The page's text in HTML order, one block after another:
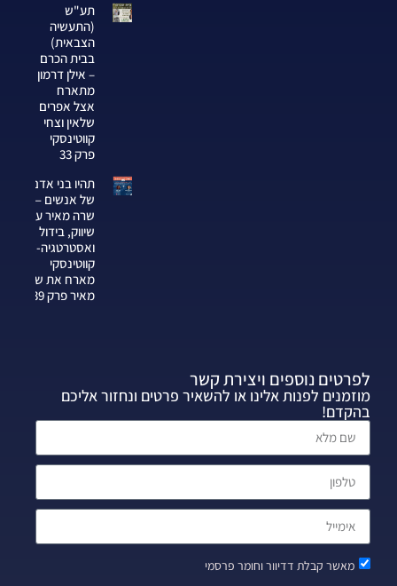
תע"ש
(התעשיה
הצבאית)
בבית הכרם
– אילן דרמון
מתארח
אצל אפרים
שלאין וצחי
קווטינסקי
פרק 33
תהיו בני אדם
של אנשים —
שרה מאיר על
שיווק, בידול
ואסטרטגיה-צחי
קווטינסקי
מארח את שרה
מאיר פרק 339
לפרטים נוספים ויצירת קשר
מוזמנים לפנות אלינו או להשאיר פרטים ונחזור אליכם
בהקדם!
מאשר קבלת דדיוור וחומר פרסמי